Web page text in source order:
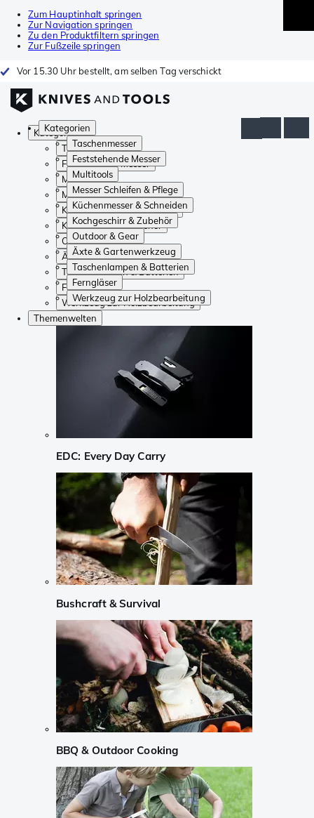
Zum Hauptinhalt springen
Zur Navigation springen
Zu den Produktfiltern springen
Zur Fußzeile springen
Vor 15.30 Uhr bestellt, am selben Tag verschickt
Kategorien
Taschenmesser
Feststehende Messer
Multitools
Messer Schleifen & Pflege
Küchenmesser & Schneiden
Kochgeschirr & Zubehör
Outdoor & Gear
Äxte & Gartenwerkzeug
Taschenlampen & Batterien
Ferngläser
Werkzeug zur Holzbearbeitung
Kategorien
Taschenmesser
Feststehende Messer
Multitools
Messer Schleifen & Pflege
Küchenmesser & Schneiden
Kochgeschirr & Zubehör
Outdoor & Gear
Äxte & Gartenwerkzeug
Taschenlampen & Batterien
Ferngläser
Werkzeug zur Holzbearbeitung
Themenwelten
EDC: Every Day Carry
Bushcraft & Survival
BBQ & Outdoor Cooking